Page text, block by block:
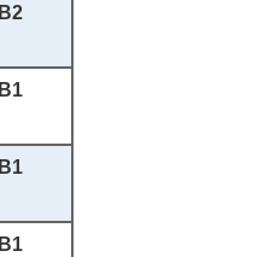
B2
B1
B1
B1